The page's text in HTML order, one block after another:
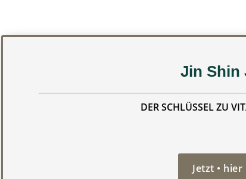
Jin Shin
DER SCHLÜSSEL ZU
Jetzt •